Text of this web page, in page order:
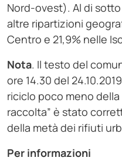
Nord-ovest). Al di
altre ripartizioni
Centro e 21,9% nelle
Nota. Il testo del
ore 14.30 del
riciclo poco meno
raccolta” è stato
della metà dei rifiuti
Per informazioni